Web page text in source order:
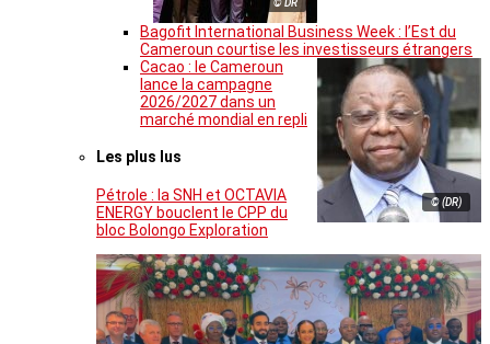
Bagofit International Business Week : l’Est du
Cameroun courtise les investisseurs étrangers
© (DR)
Cacao : le Cameroun
lance la campagne
2026/2027 dans un
marché mondial en repli
Les plus lus
Pétrole : la SNH et OCTAVIA
ENERGY bouclent le CPP du
bloc Bolongo Exploration